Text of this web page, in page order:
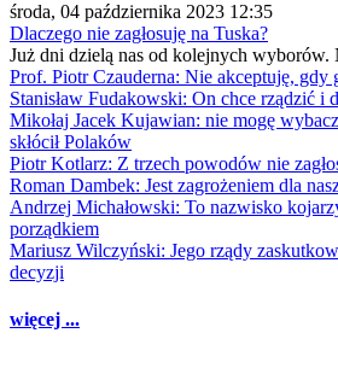
środa, 04 października 2023 12:35
Dlaczego nie zagłosuję na Tuska?
Już dni dzielą nas od kolejnych wyborów.
Prof. Piotr Czauderna: Nie akceptuję, gdy
Stanisław Fudakowski: On chce rządzić i
Mikołaj Jacek Kujawian: nie mogę
skłócił Polaków
Piotr Kotlarz: Z trzech powodów nie
Roman Dambek: Jest zagrożeniem dla
Andrzej Michałowski: To nazwisko
porządkiem
Mariusz Wilczyński: Jego rządy
decyzji
więcej ...